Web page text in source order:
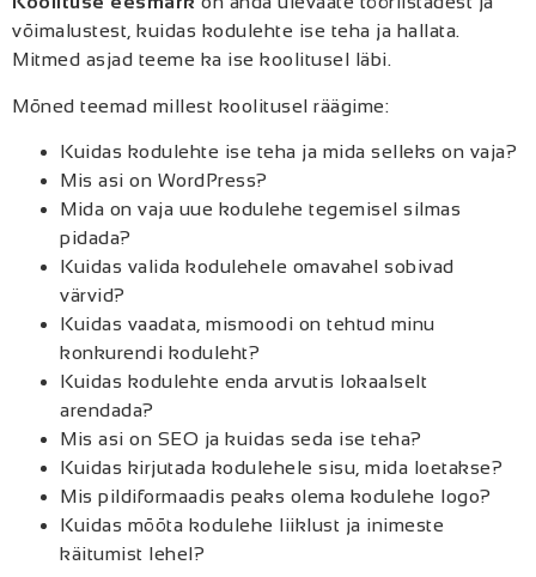
võimalustest, kuidas kodulehte ise teha ja hallata.
Mitmed asjad teeme ka ise koolitusel läbi.
Mõned teemad millest koolitusel räägime:
Kuidas kodulehte ise teha ja mida selleks on vaja?
Mis asi on WordPress?
Mida on vaja uue kodulehe tegemisel silmas
pidada?
Kuidas valida kodulehele omavahel sobivad
värvid?
Kuidas vaadata, mismoodi on tehtud minu
konkurendi koduleht?
Kuidas kodulehte enda arvutis lokaalselt
arendada?
Mis asi on SEO ja kuidas seda ise teha?
Kuidas kirjutada kodulehele sisu, mida loetakse?
Mis pildiformaadis peaks olema kodulehe logo?
Kuidas mõõta kodulehe liiklust ja inimeste
käitumist lehel?